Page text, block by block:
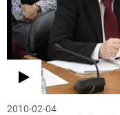
2010-02-04